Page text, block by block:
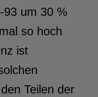
93 um 30 %
so hoch
ist
Teilen der